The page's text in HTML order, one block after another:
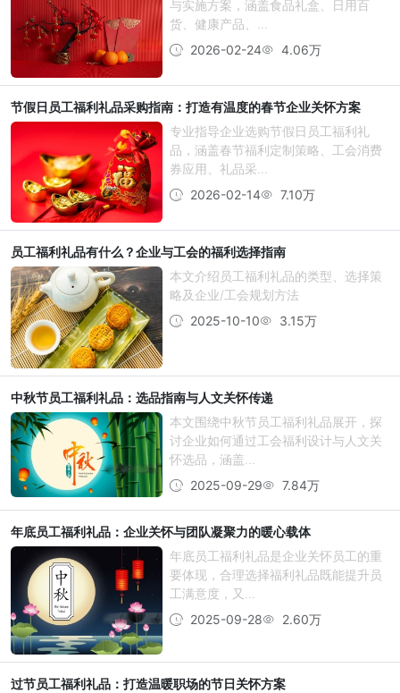
与实施方案，涵盖食品礼盒、日用百
货、健康产品、...
2026-02-24
4.06万
节假日员工福利礼品采购指南：打造有温度的春节企业关怀方案
专业指导企业选购节假日员工福利礼
品，涵盖春节福利定制策略、工会消费
券应用、礼品采...
2026-02-14
7.10万
员工福利礼品有什么？企业与工会的福利选择指南
本文介绍员工福利礼品的类型、选择策
略及企业/工会规划方法
2025-10-10
3.15万
中秋节员工福利礼品：选品指南与人文关怀传递
本文围绕中秋节员工福利礼品展开，探
讨企业如何通过工会福利设计与人文关
怀选品，涵盖...
2025-09-29
7.84万
年底员工福利礼品：企业关怀与团队凝聚力的暖心载体
年底员工福利礼品是企业关怀员工的重
要体现，合理选择福利礼品既能提升员
工满意度，又...
2025-09-28
2.60万
过节员工福利礼品：打造温暖职场的节日关怀方案